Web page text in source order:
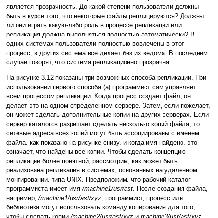
является прозрачность. До какой степени пользователи должны
быть в курсе того, что некоторые файлы реплицируются? Должны
ли они играть какую-либо роль в процессе репликации или
репликация должна выполняться полностью автоматически? В
одних системах пользователи полностью вовлечены в этот
процесс, в других система все делает без их ведома. В последнем
случае говорят, что система репликационно прозрачна.
На рисунке 3.12 показаны три возможных способа репликации. При
использовании первого способа (а) программист сам управляет
всем процессом репликации. Когда процесс создает файл, он
делает это на одном определенном сервере. Затем, если пожелает,
он может сделать дополнительные копии на других серверах. Если
сервер каталогов разрешает сделать несколько копий файла, то
сетевые адреса всех копий могут быть ассоциированы с именем
файла, как показано на рисунке снизу, и когда имя найдено, это
означает, что найдены все копии. Чтобы сделать концепцию
репликации более понятной, рассмотрим, как может быть
реализована репликация в системах, основанных на удаленном
монтировании, типа UNIX. Предположим, что рабочий каталог
программиста имеет имя/machine1/usr/ast. После создания файла,
например,/machine1/usr/ast/xyz, программист, процесс или
библиотека могут использовать команду копирования для того,
чтобы сделать копии/machine2/usr/ast/xyz и machine3/usr/ast/xyz